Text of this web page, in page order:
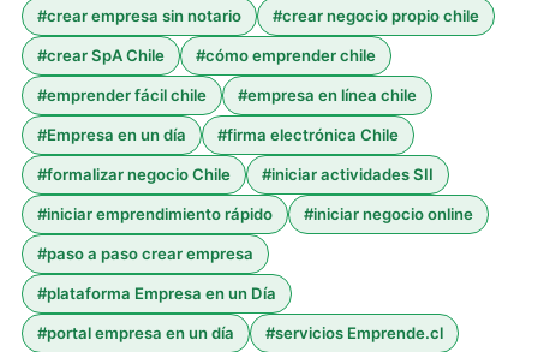
#crear empresa sin notario #crear negocio propio chile
#crear SpA Chile #cómo emprender chile
#emprender fácil chile #empresa en línea chile
#Empresa en un día #firma electrónica Chile
#formalizar negocio Chile #iniciar actividades SII
#iniciar emprendimiento rápido #iniciar negocio online
#paso a paso crear empresa
#plataforma Empresa en un Día
#portal empresa en un día #servicios Emprende.cl